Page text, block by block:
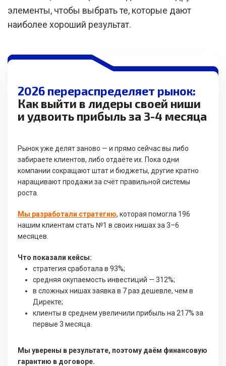
элементы, чтобы выбрать те, которые дают
наиболее хороший результат.
2026 перераспределяет рынок:
Как выйти в лидеры своей ниши
и удвоить прибыль за 3-4 месяца
Рынок уже делят заново — и прямо сейчас вы либо
забираете клиентов, либо отдаёте их. Пока одни
компании сокращают штат и бюджеты, другие кратно
наращивают продажи за счёт правильной системы
роста.
Мы разработали стратегию, которая помогла 196
нашим клиентам стать №1 в своих нишах за 3–6
месяцев.
Что показали кейсы:
стратегия сработала в 93%;
средняя окупаемость инвестиций — 312%;
в сложных нишах заявка в 7 раз дешевле, чем в
Директе;
клиенты в среднем увеличили прибыль на 217% за
первые 3 месяца.
Мы уверены в результате, поэтому даём финансовую
гарантию в договоре.